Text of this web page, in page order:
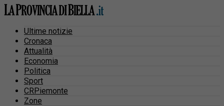
Ultime notizie
Cronaca
Attualità
Economia
Politica
Sport
CRPiemonte
Zone